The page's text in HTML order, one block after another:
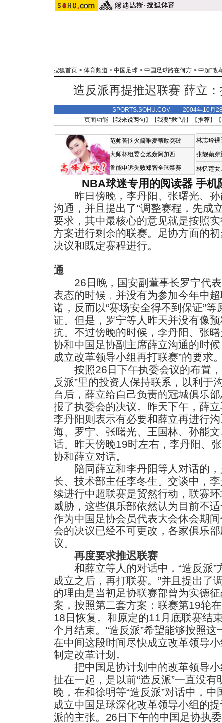
搜狐首页 > 体育频道 > 中国足球 > 中国足球路在何方 > 中超“改
造反派再提推迟联赛 薛立
SPORTS.SOHU.COM 2004年10月
页面功能 【我来说两句 】【我要“揪”错】【推荐】
范帅苦恼火箭唯麦蒂敢突破
大师杯组委会炮轰阿加西
鲁能申诉失败郑智全球禁赛
林志玲裸
张靓颖穿
林忆莲女
NBA球迷专用的阅读器 手机
昨日傍晚，李丹阳、张曙光、孙
沟通，并且提出了“调整赛程，先成
要求，其中最核心的意见就是按照
方案进行剩余的联赛。足协方面的
决议和既定赛程进行。
通
26日晚，国安副董事长罗宁代表
表态的时候，并没有为参加今年中
诺，反而以“赛场安全得不到保证”
证。但是，罗宁等人昨天并没有像
抗。不过傍晚的时候，李丹阳、张
协和中国足协副主席薛立沟通的时
成立改革领导小组再打联赛”的要求
按照26日下午执委会议的布置，
反派”里的投资人保持联系，以利于
台后，薛立给自己负责的冠城俱乐
报了执委会的决议。昨天下午，薛
李丹阳则表示有必要和薛立再进行
海、罗宁、张曙光、王国林、孙能
话。昨天傍晚19时左右，李丹阳、
协和薛立对话。
陪同薛立和李丹阳等人对话的，
长、技术部主任李冬生。交谈中，
续进行中超联赛是贸然行动，联赛
威胁，这些俱乐部依然认为目前不
作为中国足协会员代表大会休会期
会的决议已经不可更改，各家俱乐
议。
再度要求推迟联赛
和薛立等人的对话中，“造反派”
成立之后，再打联赛。”并且提出了
的理由是当初足协联赛部曾为实德
案，按照第二套方案：联赛第19轮
18日恢复。和原定的11月底联赛结
个月结束。“造反派”希望能够按照
在中间这段时间尽快成立改革领导
制定改革计划。
把中国足协计划中的改革领导小
扯在一起，是以前“造反派”一直没
晚，在和徐明等“造反派”对话中，
成立中国足球深化改革领导小组的
派的主张。26日下午的中国足协执